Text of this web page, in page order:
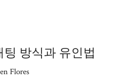
방식과 유인법
Flores